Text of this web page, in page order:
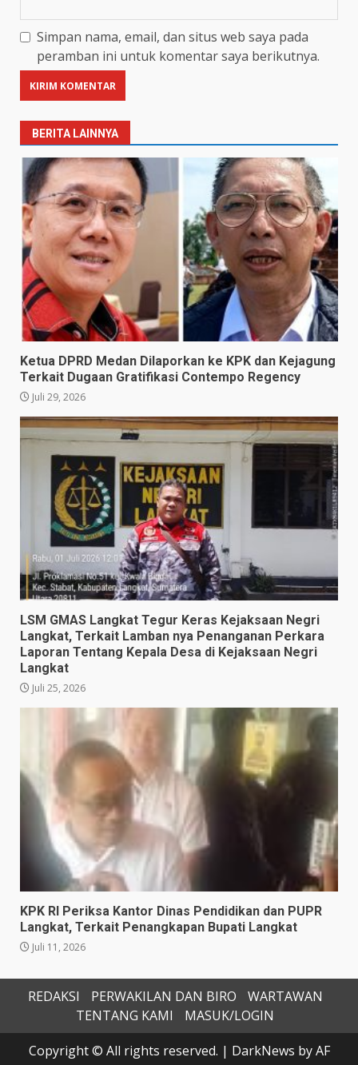
Simpan nama, email, dan situs web saya pada
peramban ini untuk komentar saya berikutnya.
BERITA LAINNYA
Ketua DPRD Medan Dilaporkan ke KPK dan Kejagung
Terkait Dugaan Gratifikasi Contempo Regency
Juli 29, 2026
LSM GMAS Langkat Tegur Keras Kejaksaan Negri
Langkat, Terkait Lamban nya Penanganan Perkara
Laporan Tentang Kepala Desa di Kejaksaan Negri
Langkat
Juli 25, 2026
KPK RI Periksa Kantor Dinas Pendidikan dan PUPR
Langkat, Terkait Penangkapan Bupati Langkat
Juli 11, 2026
REDAKSI PERWAKILAN DAN BIRO
WARTAWAN
TENTANG KAMI
MASUK/LOGIN
Copyright © All rights reserved. | DarkNews by AF